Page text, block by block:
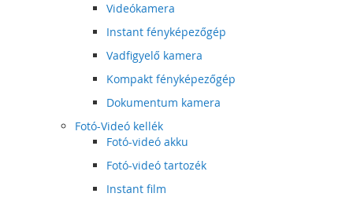
Videókamera
Instant fényképezőgép
Vadfigyelő kamera
Kompakt fényképezőgép
Dokumentum kamera
Fotó-Videó kellék
Fotó-videó akku
Fotó-videó tartozék
Instant film